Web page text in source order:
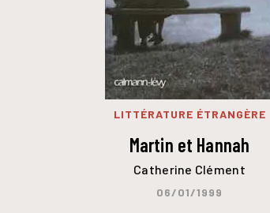
LITTÉRATURE ÉTRANGÈRE
Martin et Hannah
Catherine Clément
06/01/1999